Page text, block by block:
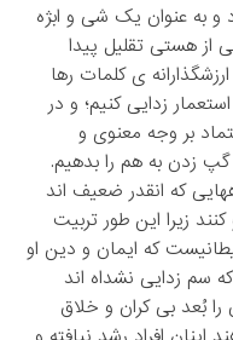
و به عنوان یک شی و ابژه
هستی تقلیل پیدا
ی کلمات رها
زدایی کنیم؛ و در
بر وجه معنوی و
زدن به هم را بدهیم.
که انقدر ضعیف اند
زیرا این طور تربیت
که ایمان و دین او
سم زدایی نشداه اند
بُعد بی کران و خلاق